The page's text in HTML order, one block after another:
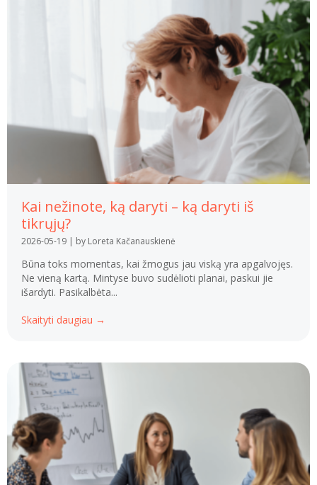
Kai nežinote, ką daryti – ką daryti iš
tikrųjų?
2026-05-19| by Loreta Kačanauskienė
Būna toks momentas, kai žmogus jau viską yra apgalvojęs.
Ne vieną kartą. Mintyse buvo sudėlioti planai, paskui jie
išardyti. Pasikalbėta...
Skaityti daugiau →